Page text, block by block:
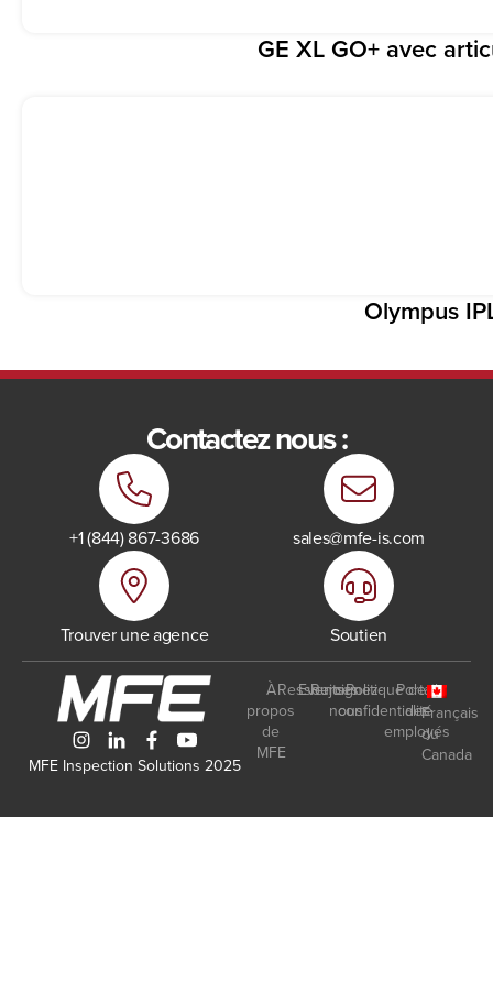
GE XL GO+ avec
Olympus
Contactez nous :
+1 (844) 867-3686 sales@mfe-is.com
Trouver une agence Soutien
MFE Inspection Solutions 2025
À
propos
de
MFE
Ressources
Events
Rejoignez-
nous
Politique de
confidentialité
Portail
des
employés
Français
du
Canada